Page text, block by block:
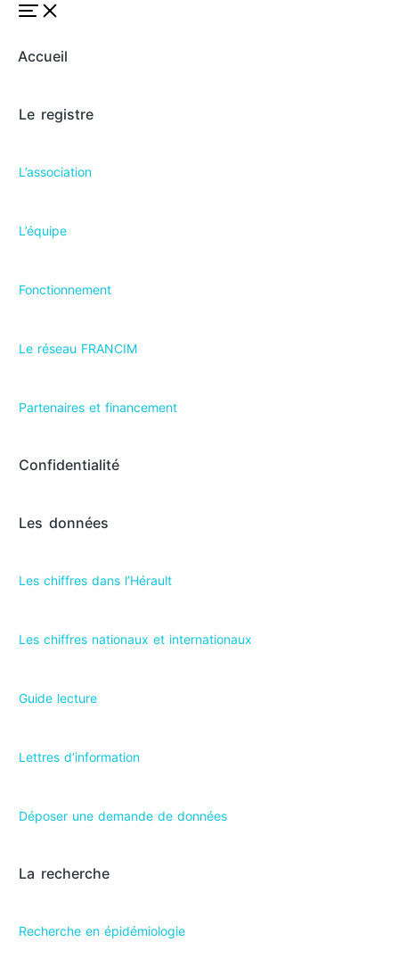
Accueil
Le registre
L’association
L’équipe
Fonctionnement
Le réseau FRANCIM
Partenaires et financement
Confidentialité
Les données
Les chiffres dans l’Hérault​
Les chiffres nationaux et internationaux
Guide lecture
Lettres d’information
Déposer une demande de données
La recherche
Recherche en épidémiologie